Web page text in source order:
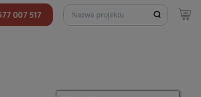
007 517
Szukaj projektów